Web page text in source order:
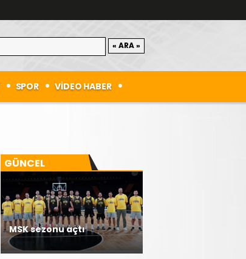
SPOR VİDEO HABER
GÜNCEL
MSK sezonu açtı